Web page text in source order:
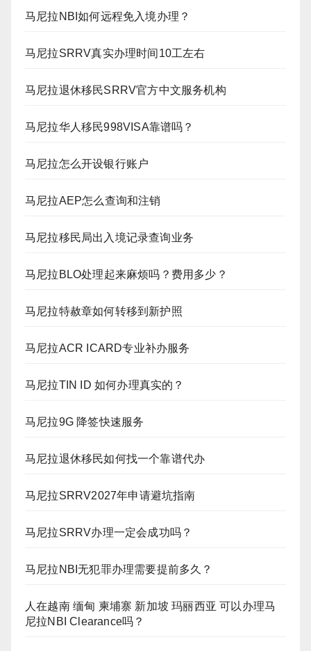
马尼拉NBI如何远程免入境办理？
马尼拉SRRV真实办理时间10工左右
马尼拉退休移民SRRV官方中文服务机构
马尼拉华人移民998VISA靠谱吗？
马尼拉怎么开设银行账户
马尼拉AEP怎么查询和注销
马尼拉移民局出入境记录查询业务
马尼拉BLO处理起来麻烦吗？费用多少？
马尼拉特赦章如何转移到新护照
马尼拉ACR ICARD专业补办服务
马尼拉TIN ID 如何办理真实的？
马尼拉9G 降签快速服务
马尼拉退休移民如何找一个靠谱代办
马尼拉SRRV2027年申请避坑指南
马尼拉SRRV办理一定会成功吗？
马尼拉NBI无犯罪办理需要提前多久？
人在越南 缅甸 柬埔寨 新加坡 玛丽西亚 可以办理马
尼拉NBI Clearance吗？